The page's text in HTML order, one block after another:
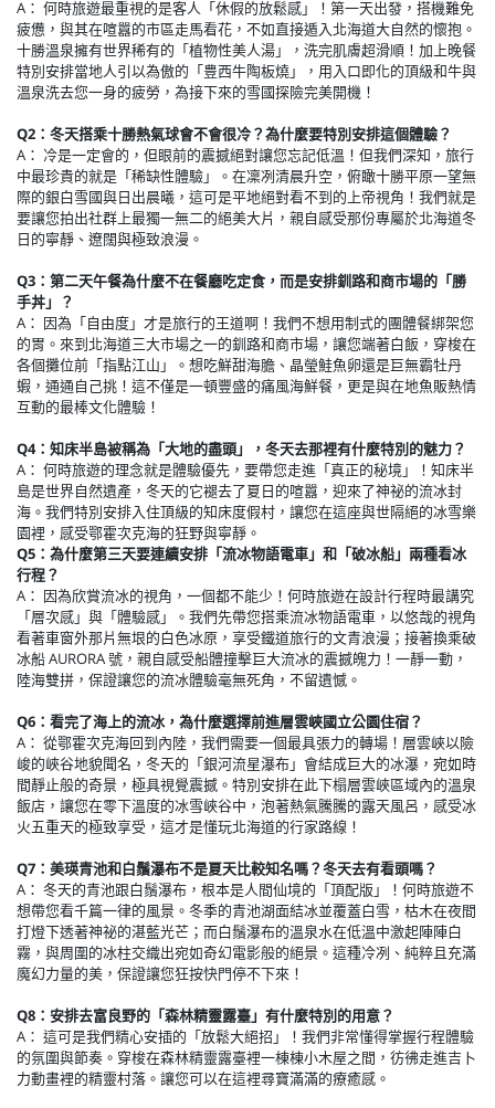
A： 何時旅遊最重視的是客人「休假的放鬆感」！第一天出發，搭機難免
疲憊，與其在喧囂的市區走馬看花，不如直接遁入北海道大自然的懷抱。
十勝溫泉擁有世界稀有的「植物性美人湯」，洗完肌膚超滑順！加上晚餐
特別安排當地人引以為傲的「豊西牛陶板燒」，用入口即化的頂級和牛與
溫泉洗去您一身的疲勞，為接下來的雪國探險完美開機！
Q2：冬天搭乘十勝熱氣球會不會很冷？為什麼要特別安排這個體驗？
A： 冷是一定會的，但眼前的震撼絕對讓您忘記低溫！但我們深知，旅行
中最珍貴的就是「稀缺性體驗」。在凜冽清晨升空，俯瞰十勝平原一望無
際的銀白雪國與日出晨曦，這可是平地絕對看不到的上帝視角！我們就是
要讓您拍出社群上最獨一無二的絕美大片，親自感受那份專屬於北海道冬
日的寧靜、遼闊與極致浪漫。
Q3：第二天午餐為什麼不在餐廳吃定食，而是安排釧路和商市場的「勝
手丼」？
A： 因為「自由度」才是旅行的王道啊！我們不想用制式的團體餐綁架您
的胃。來到北海道三大市場之一的釧路和商市場，讓您端著白飯，穿梭在
各個攤位前「指點江山」。想吃鮮甜海膽、晶瑩鮭魚卵還是巨無霸牡丹
蝦，通通自己挑！這不僅是一頓豐盛的痛風海鮮餐，更是與在地魚販熱情
互動的最棒文化體驗！
Q4：知床半島被稱為「大地的盡頭」，冬天去那裡有什麼特別的魅力？
A： 何時旅遊的理念就是體驗優先，要帶您走進「真正的秘境」！知床半
島是世界自然遺產，冬天的它褪去了夏日的喧囂，迎來了神祕的流冰封
海。我們特別安排入住頂級的知床度假村，讓您在這座與世隔絕的冰雪樂
園裡，感受鄂霍次克海的狂野與寧靜。
Q5：為什麼第三天要連續安排「流冰物語電車」和「破冰船」兩種看冰
行程？
A： 因為欣賞流冰的視角，一個都不能少！何時旅遊在設計行程時最講究
「層次感」與「體驗感」。我們先帶您搭乘流冰物語電車，以悠哉的視角
看著車窗外那片無垠的白色冰原，享受鐵道旅行的文青浪漫；接著換乘破
冰船 AURORA 號，親自感受船體撞擊巨大流冰的震撼魄力！一靜一動，
陸海雙拼，保證讓您的流冰體驗毫無死角，不留遺憾。
Q6：看完了海上的流冰，為什麼選擇前進層雲峽國立公園住宿？
A： 從鄂霍次克海回到內陸，我們需要一個最具張力的轉場！層雲峽以險
峻的峽谷地貌聞名，冬天的「銀河流星瀑布」會結成巨大的冰瀑，宛如時
間靜止般的奇景，極具視覺震撼。特別安排在此下榻層雲峽區域內的溫泉
飯店，讓您在零下溫度的冰雪峽谷中，泡著熱氣騰騰的露天風呂，感受冰
火五重天的極致享受，這才是懂玩北海道的行家路線！
Q7：美瑛青池和白鬚瀑布不是夏天比較知名嗎？冬天去有看頭嗎？
A： 冬天的青池跟白鬚瀑布，根本是人間仙境的「頂配版」！何時旅遊不
想帶您看千篇一律的風景。冬季的青池湖面結冰並覆蓋白雪，枯木在夜間
打燈下透著神祕的湛藍光芒；而白鬚瀑布的溫泉水在低溫中激起陣陣白
霧，與周圍的冰柱交織出宛如奇幻電影般的絕景。這種冷冽、純粹且充滿
魔幻力量的美，保證讓您狂按快門停不下來！
Q8：安排去富良野的「森林精靈露臺」有什麼特別的用意？
A： 這可是我們精心安插的「放鬆大絕招」！我們非常懂得掌握行程體驗
的氛圍與節奏。穿梭在森林精靈露臺裡一棟棟小木屋之間，彷彿走進吉卜
力動畫裡的精靈村落。讓您可以在這裡尋寶滿滿的療癒感。